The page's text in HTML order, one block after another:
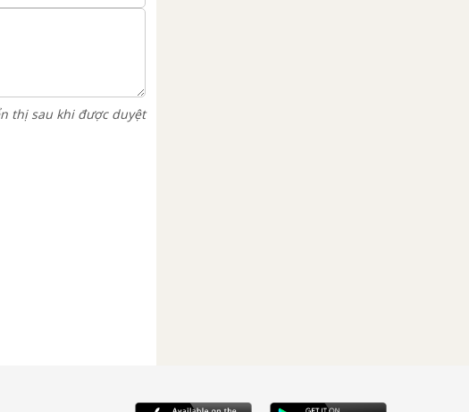
thị sau khi được duyệt